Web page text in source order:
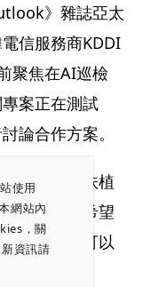
使用
網站內
，關
資訊請
》雜誌亞太
信服務商KDDI
聚焦在AI巡檢
案正在測試
論合作方案。
預料也會扶植
前部署，希望
有據點，可以
優勢之一。